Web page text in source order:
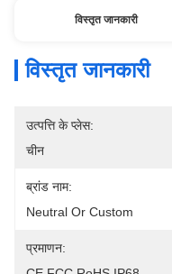
विस्तृत जानकारी
विस्तृत जानकारी
उत्पत्ति के प्लेस:
चीन
ब्रांड नाम:
Neutral Or Custom
प्रमाणन: